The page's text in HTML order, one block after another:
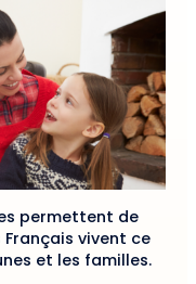
permettent de
vivent ce
et les familles.